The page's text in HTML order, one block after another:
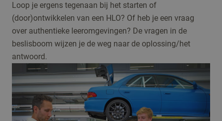
Loop je ergens tegenaan bij het starten of
(door)ontwikkelen van een HLO? Of heb je een vraag
over authentieke leeromgevingen? De vragen in de
beslisboom wijzen je de weg naar de oplossing/het
antwoord.